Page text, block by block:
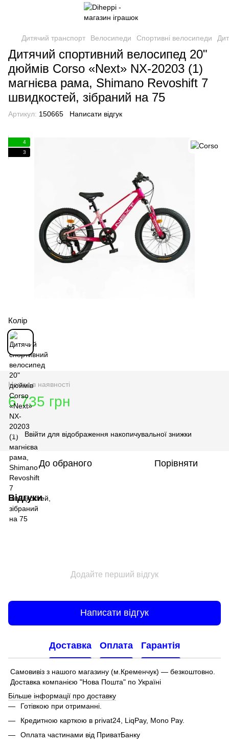
Дитячий транспорт Велосипеди Спортивні велосипеди
Дитячий спортивний велосипед 20"
дюймів Corso «Next» NX-20203 (1)
магнієва рама, Shimano Revoshift 7
швидкостей, зібраний на 75
Артикул: 150665 Написати відгук
4
3
Колір
Немає в наявності
6 735 грн
% Ввійти для відображення накопичувальної знижки
До обраного Порівняти
Відгуки
Додайте перший відгук
Написати відгук
Доставка Оплата Гарантія
Самовивіз з нашого магазину (м.Кременчук) — безкоштовно.
Доставка компанією "Нова Пошта" по Україні
Більше інформації про доставку
Готівкою при отриманні.
Кредитною карткою в privat24, LiqPay, Mono Pay.
Оплата частинами від ПриватБанку